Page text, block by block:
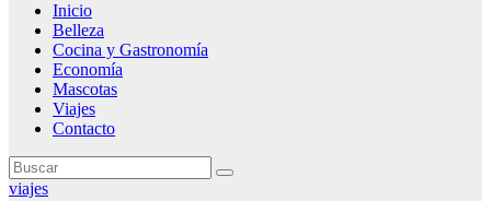
Inicio
Belleza
Cocina y Gastronomía
Economía
Mascotas
Viajes
Contacto
viajes